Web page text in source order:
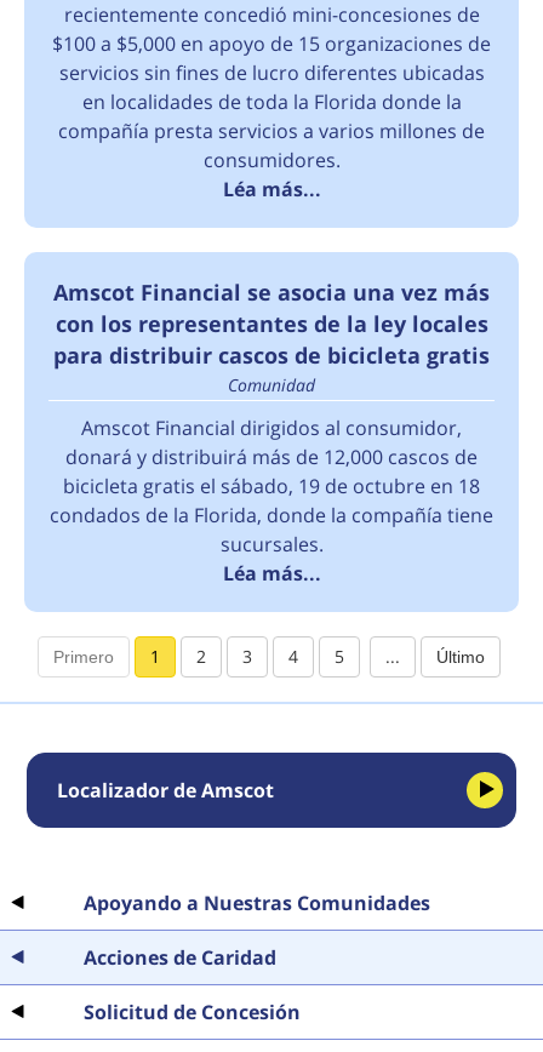
recientemente concedió mini-concesiones de
$100 a $5,000 en apoyo de 15 organizaciones de
servicios sin fines de lucro diferentes ubicadas
en localidades de toda la Florida donde la
compañía presta servicios a varios millones de
consumidores.
Léa más...
Amscot Financial se asocia una vez más
con los representantes de la ley locales
para distribuir cascos de bicicleta gratis
Comunidad
Amscot Financial dirigidos al consumidor,
donará y distribuirá más de 12,000 cascos de
bicicleta gratis el sábado, 19 de octubre en 18
condados de la Florida, donde la compañía tiene
sucursales.
Léa más...
1 2 3 4 5 ...
Localizador de Amscot
Apoyando a Nuestras Comunidades
Acciones de Caridad
Solicitud de Concesión